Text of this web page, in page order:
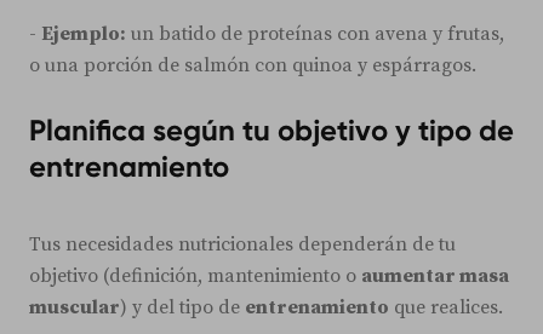
- Ejemplo: un batido de proteínas con avena y frutas,
o una porción de salmón con quinoa y espárragos.
Planifica según tu objetivo y tipo de
entrenamiento
Tus necesidades nutricionales dependerán de tu
objetivo (definición, mantenimiento o aumentar masa
muscular) y del tipo de entrenamiento que realices.